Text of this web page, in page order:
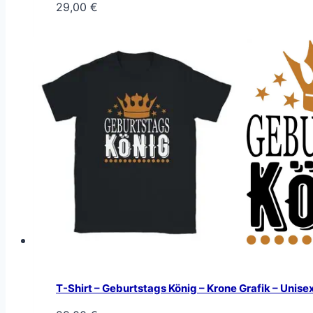
29,00 €
T-Shirt – Geburtstags König – Krone Grafik –